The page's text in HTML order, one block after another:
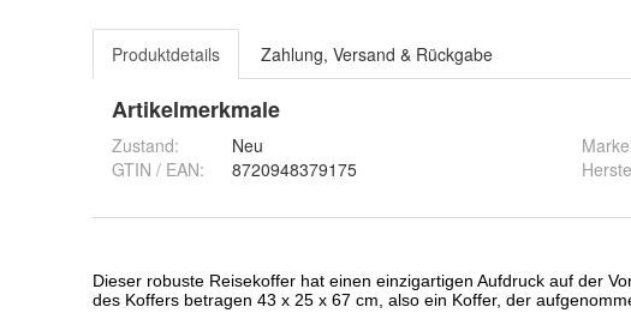
Produktdetails Zahlung, Versand & Rückgabe
Artikelmerkmale
Zustand:
Neu
GTIN / EAN:
8720948379175